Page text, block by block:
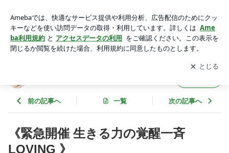
ヒーリング開発実践ブログ
アプリをダウンロードして ブログの更新通知
を受け取りまし
ょう。
開く
前の記事へ 一覧 次の記事へ
《緊急開催 生きる力の覚醒一斉
LOVING 》